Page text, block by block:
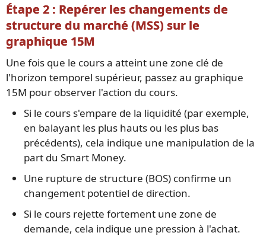
Étape 2 : Repérer les changements de
structure du marché (MSS) sur le
graphique 15M
Une fois que le cours a atteint une zone clé de
l'horizon temporel supérieur, passez au graphique
15M pour observer l'action du cours.
Si le cours s'empare de la liquidité (par exemple,
en balayant les plus hauts ou les plus bas
précédents), cela indique une manipulation de la
part du Smart Money.
Une rupture de structure (BOS) confirme un
changement potentiel de direction.
Si le cours rejette fortement une zone de
demande, cela indique une pression à l'achat.